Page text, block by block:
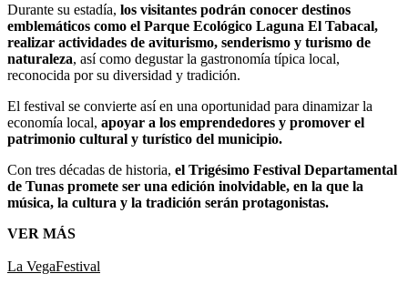
Durante su estadía, los visitantes podrán conocer destinos
emblemáticos como el Parque Ecológico Laguna El Tabacal,
realizar actividades de aviturismo, senderismo y turismo de
naturaleza, así como degustar la gastronomía típica local,
reconocida por su diversidad y tradición.
El festival se convierte así en una oportunidad para dinamizar la
economía local, apoyar a los emprendedores y promover el
patrimonio cultural y turístico del municipio.
Con tres décadas de historia, el Trigésimo Festival Departamental
de Tunas promete ser una edición inolvidable, en la que la
música, la cultura y la tradición serán protagonistas.
VER MÁS
La VegaFestival